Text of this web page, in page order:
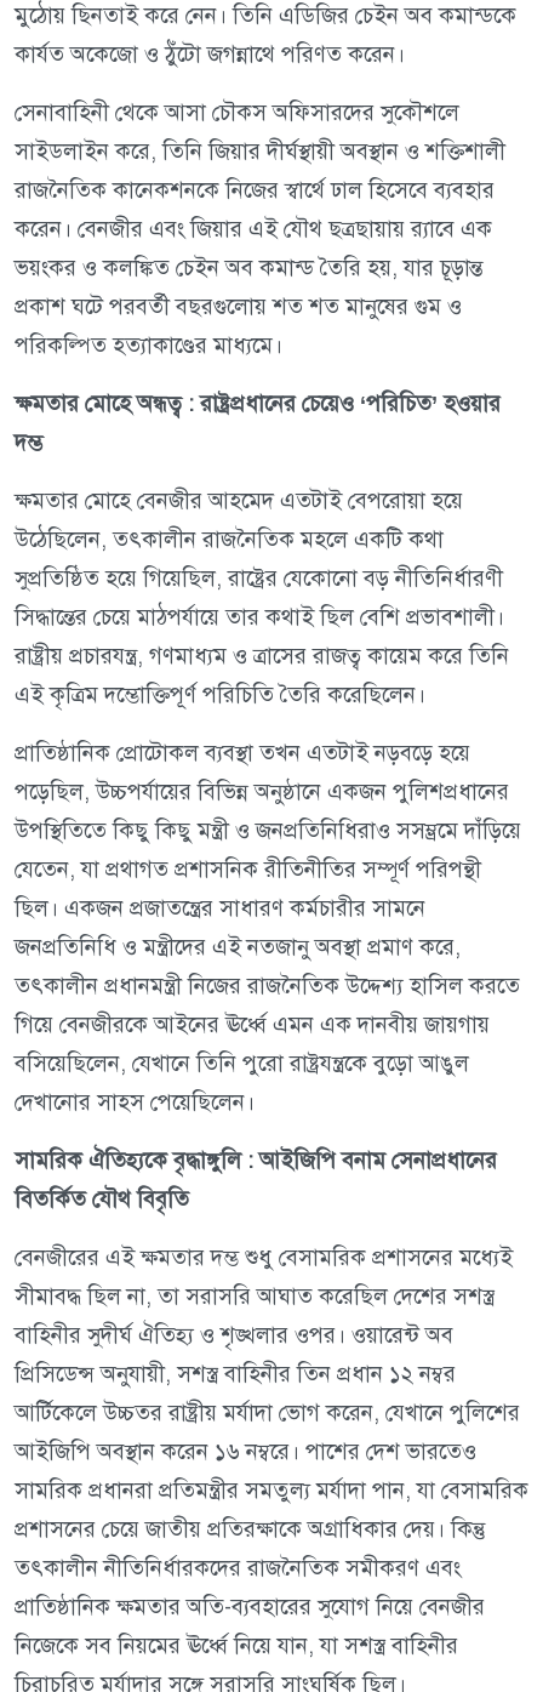
মুঠোয় ছিনতাই করে নেন। তিনি এডিজির চেইন অব কমান্ডকে
কার্যত অকেজো ও ঠুঁটো জগন্নাথে পরিণত করেন।
সেনাবাহিনী থেকে আসা চৌকস অফিসারদের সুকৌশলে
সাইডলাইন করে, তিনি জিয়ার দীর্ঘস্থায়ী অবস্থান ও শক্তিশালী
রাজনৈতিক কানেকশনকে নিজের স্বার্থে ঢাল হিসেবে ব্যবহার
করেন। বেনজীর এবং জিয়ার এই যৌথ ছত্রছায়ায় র‍্যাবে এক
ভয়ংকর ও কলঙ্কিত চেইন অব কমান্ড তৈরি হয়, যার চূড়ান্ত
প্রকাশ ঘটে পরবর্তী বছরগুলোয় শত শত মানুষের গুম ও
পরিকল্পিত হত্যাকাণ্ডের মাধ্যমে।
ক্ষমতার মোহে অন্ধত্ব : রাষ্ট্রপ্রধানের চেয়েও ‘পরিচিত’ হওয়ার
দম্ভ
ক্ষমতার মোহে বেনজীর আহমেদ এতটাই বেপরোয়া হয়ে
উঠেছিলেন, তৎকালীন রাজনৈতিক মহলে একটি কথা
সুপ্রতিষ্ঠিত হয়ে গিয়েছিল, রাষ্ট্রের যেকোনো বড় নীতিনির্ধারণী
সিদ্ধান্তের চেয়ে মাঠপর্যায়ে তার কথাই ছিল বেশি প্রভাবশালী।
রাষ্ট্রীয় প্রচারযন্ত্র, গণমাধ্যম ও ত্রাসের রাজত্ব কায়েম করে তিনি
এই কৃত্রিম দম্ভোক্তিপূর্ণ পরিচিতি তৈরি করেছিলেন।
প্রাতিষ্ঠানিক প্রোটোকল ব্যবস্থা তখন এতটাই নড়বড়ে হয়ে
পড়েছিল, উচ্চপর্যায়ের বিভিন্ন অনুষ্ঠানে একজন পুলিশপ্রধানের
উপস্থিতিতে কিছু কিছু মন্ত্রী ও জনপ্রতিনিধিরাও সসম্ভ্রমে দাঁড়িয়ে
যেতেন, যা প্রথাগত প্রশাসনিক রীতিনীতির সম্পূর্ণ পরিপন্থী
ছিল। একজন প্রজাতন্ত্রের সাধারণ কর্মচারীর সামনে
জনপ্রতিনিধি ও মন্ত্রীদের এই নতজানু অবস্থা প্রমাণ করে,
তৎকালীন প্রধানমন্ত্রী নিজের রাজনৈতিক উদ্দেশ্য হাসিল করতে
গিয়ে বেনজীরকে আইনের ঊর্ধ্বে এমন এক দানবীয় জায়গায়
বসিয়েছিলেন, যেখানে তিনি পুরো রাষ্ট্রযন্ত্রকে বুড়ো আঙুল
দেখানোর সাহস পেয়েছিলেন।
সামরিক ঐতিহ্যকে বৃদ্ধাঙ্গুলি : আইজিপি বনাম সেনাপ্রধানের
বিতর্কিত যৌথ বিবৃতি
বেনজীরের এই ক্ষমতার দম্ভ শুধু বেসামরিক প্রশাসনের মধ্যেই
সীমাবদ্ধ ছিল না, তা সরাসরি আঘাত করেছিল দেশের সশস্ত্র
বাহিনীর সুদীর্ঘ ঐতিহ্য ও শৃঙ্খলার ওপর। ওয়ারেন্ট অব
প্রিসিডেন্স অনুযায়ী, সশস্ত্র বাহিনীর তিন প্রধান ১২ নম্বর
আর্টিকেলে উচ্চতর রাষ্ট্রীয় মর্যাদা ভোগ করেন, যেখানে পুলিশের
আইজিপি অবস্থান করেন ১৬ নম্বরে। পাশের দেশ ভারতেও
সামরিক প্রধানরা প্রতিমন্ত্রীর সমতুল্য মর্যাদা পান, যা বেসামরিক
প্রশাসনের চেয়ে জাতীয় প্রতিরক্ষাকে অগ্রাধিকার দেয়। কিন্তু
তৎকালীন নীতিনির্ধারকদের রাজনৈতিক সমীকরণ এবং
প্রাতিষ্ঠানিক ক্ষমতার অতি-ব্যবহারের সুযোগ নিয়ে বেনজীর
নিজেকে সব নিয়মের ঊর্ধ্বে নিয়ে যান, যা সশস্ত্র বাহিনীর
চিরাচরিত মর্যাদার সঙ্গে সরাসরি সাংঘর্ষিক ছিল।